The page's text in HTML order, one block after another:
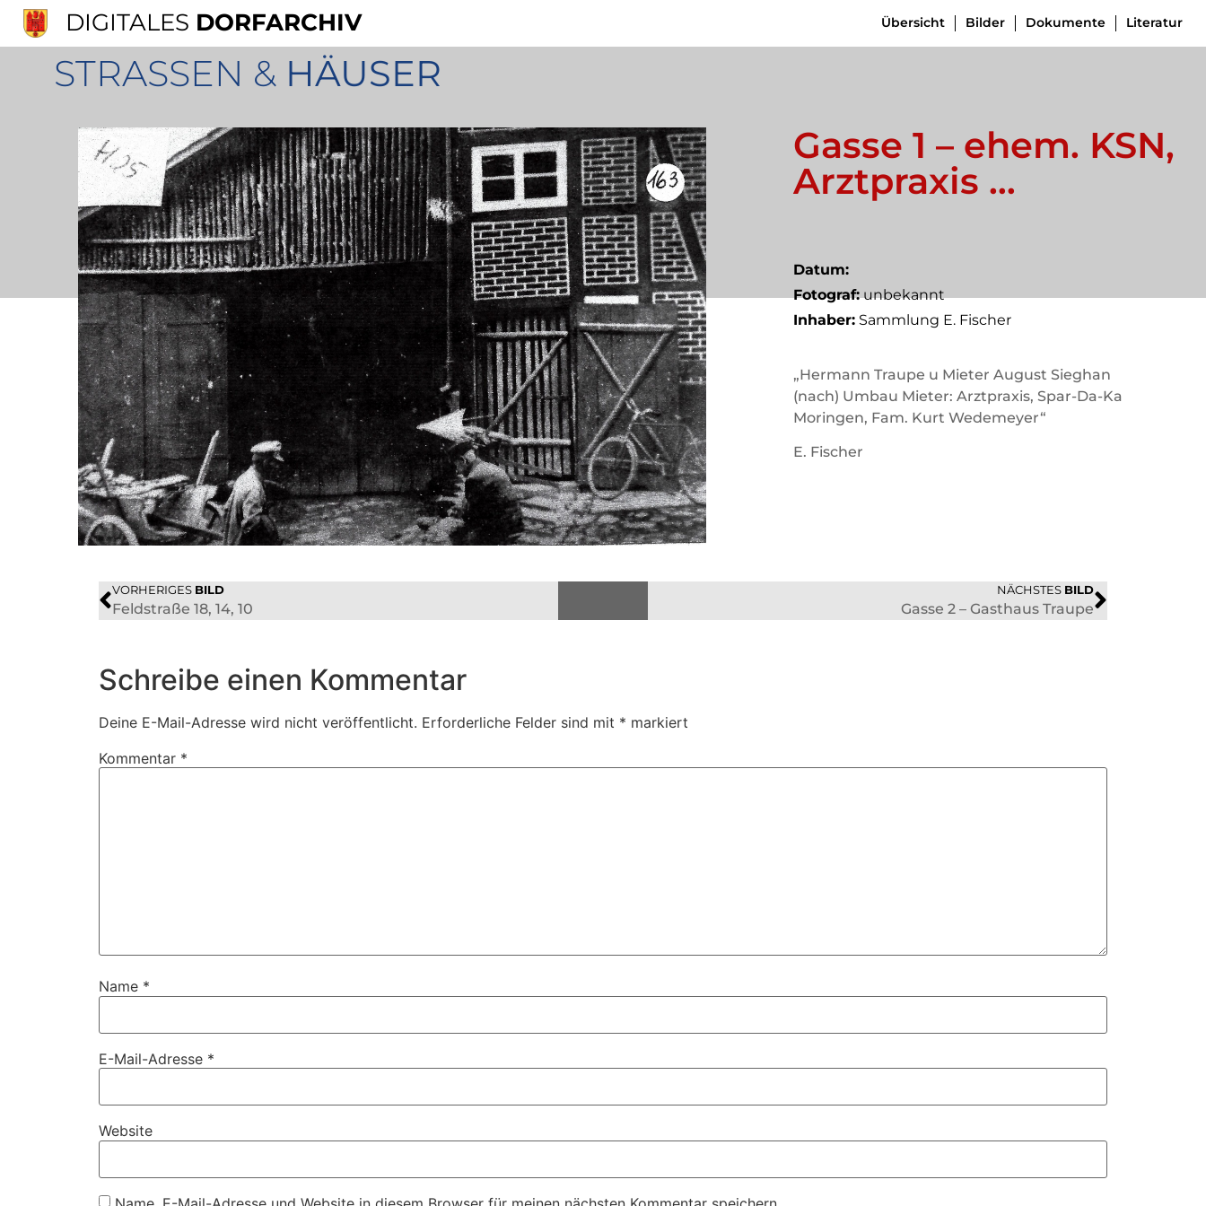
DIGITALES DORFARCHIV Übersicht Bilder Dokumente Literatur
STRASSEN & HÄUSER
Gasse 1 – ehem. KSN,
Arztpraxis …
Datum:
Fotograf:unbekannt
Inhaber: Sammlung E. Fischer
„Hermann Traupe u Mieter August Sieghan
(nach) Umbau Mieter: Arztpraxis, Spar-Da-Ka
Moringen, Fam. Kurt Wedemeyer“
E. Fischer
VORHERIGES BILD
Feldstraße 18, 14, 10
NÄCHSTES BILD
Gasse 2 – Gasthaus Traupe
Schreibe einen Kommentar
Deine E-Mail-Adresse wird nicht veröffentlicht. Erforderliche Felder sind mit * markiert
Kommentar *
Name *
E-Mail-Adresse *
Website